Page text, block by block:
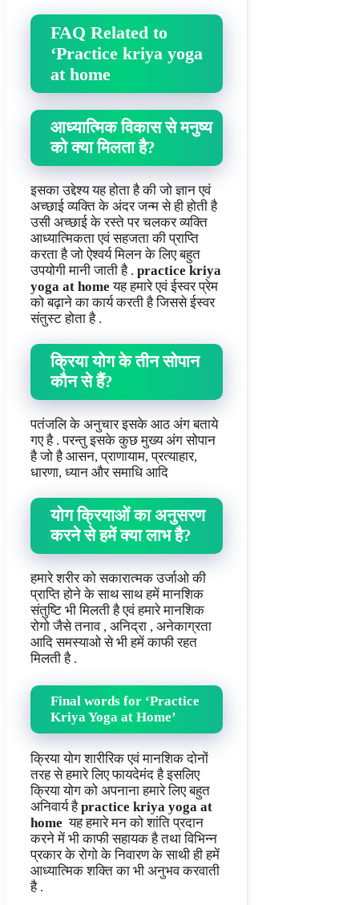
FAQ Related to
‘Practice kriya yoga
at home
आध्यात्मिक विकास से मनुष्य
को क्या मिलता है?
इसका उद्देश्य यह होता है की जो ज्ञान एवं
अच्छाई व्यक्ति के अंदर जन्म से ही होती है
उसी अच्छाई के रस्ते पर चलकर व्यक्ति
आध्यात्मिकता एवं सहजता की प्राप्ति
करता है जो ऐश्वर्य मिलन के लिए बहुत
उपयोगी मानी जाती है . practice kriya
yoga at home यह हमारे एवं ईस्वर प्रेम
को बढ़ाने का कार्य करती है जिससे ईस्वर
संतुस्ट होता है .
क्रिया योग के तीन सोपान
कौन से हैं?
पतंजलि के अनुचार इसके आठ अंग बताये
गए है . परन्तु इसके कुछ मुख्य अंग सोपान
है जो है आसन, प्राणायाम, प्रत्याहार,
धारणा, ध्यान और समाधि आदि
योग क्रियाओं का अनुसरण
करने से हमें क्या लाभ है?
हमारे शरीर को सकारात्मक उर्जाओ की
प्राप्ति होने के साथ साथ हमें मानशिक
संतुष्टि भी मिलती है एवं हमारे मानशिक
रोगो जैसे तनाव , अनिद्रा , अनेकाग्रता
आदि समस्याओ से भी हमें काफी रहत
मिलती है .
Final words for ‘Practice
Kriya Yoga at Home’
क्रिया योग शारीरिक एवं मानशिक दोनों
तरह से हमारे लिए फायदेमंद है इसलिए
क्रिया योग को अपनाना हमारे लिए बहुत
अनिवार्य हैpractice kriya yoga at
home यह हमारे मन को शांति प्रदान
करने में भी काफी सहायक है तथा विभिन्न
प्रकार के रोगो के निवारण के साथी ही हमें
आध्यात्मिक शक्ति का भी अनुभव करवाती
है .